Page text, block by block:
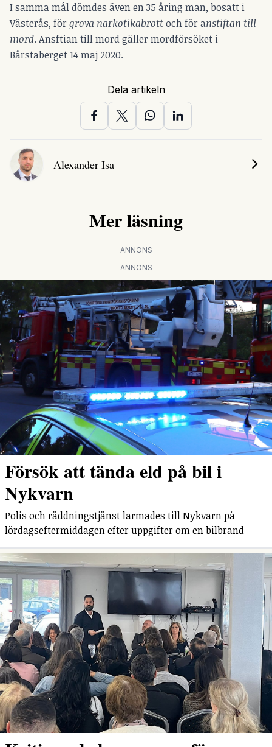
I samma mål dömdes även en 35 åring man, bosatt i
Västerås, för grova narkotikabrottoch för anstiftan till
mord. Ansftian till mord gäller mordförsöket i
Bårstaberget 14 maj 2020.
Dela artikeln
Alexander Isa
Mer läsning
ANNONS
ANNONS
Försök att tända eld på bil i
Nykvarn
Polis och räddningstjänst larmades till Nykvarn på
lördagseftermiddagen efter uppgifter om en bilbrand